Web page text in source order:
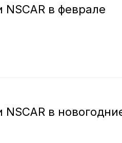
в феврале
в